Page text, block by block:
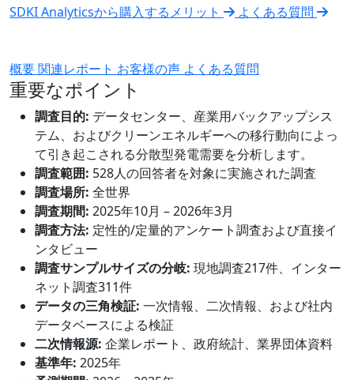
SDKI Analyticsから購入するメリット よくある質問
概要関連レポート お客様の声 よくある質問
重要なポイント
調査目的: データセンター、産業用バックアップシス
テム、およびクリーンエネルギーへの移行動向によっ
て引き起こされる分散型発電需要を分析します。
調査範囲: 528人の回答者を対象に実施された調査
調査場所: 全世界
調査期間: 2025年10月 – 2026年3月
調査方法: 定性的/定量的アンケート調査および直接イ
ンタビュー
調査サンプルサイズの分岐: 現地調査217件、インター
ネット調査311件
データの三角検証: 一次情報、二次情報、および社内
データベースによる検証
二次情報源: 企業レポート、政府統計、業界団体資料
基準年: 2025年